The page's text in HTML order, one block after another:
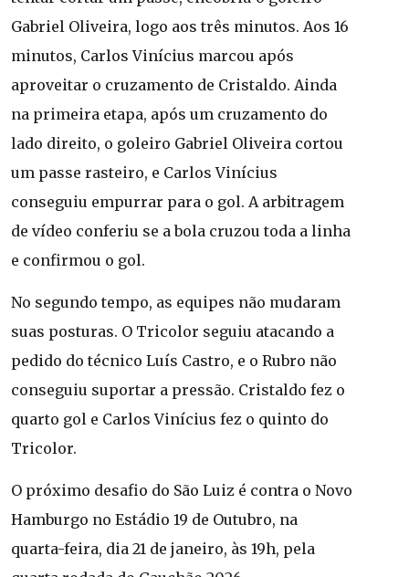
Gabriel Oliveira, logo aos três minutos. Aos 16
minutos, Carlos Vinícius marcou após
aproveitar o cruzamento de Cristaldo. Ainda
na primeira etapa, após um cruzamento do
lado direito, o goleiro Gabriel Oliveira cortou
um passe rasteiro, e Carlos Vinícius
conseguiu empurrar para o gol. A arbitragem
de vídeo conferiu se a bola cruzou toda a linha
e confirmou o gol.
No segundo tempo, as equipes não mudaram
suas posturas. O Tricolor seguiu atacando a
pedido do técnico Luís Castro, e o Rubro não
conseguiu suportar a pressão. Cristaldo fez o
quarto gol e Carlos Vinícius fez o quinto do
Tricolor.
O próximo desafio do São Luiz é contra o Novo
Hamburgo no Estádio 19 de Outubro, na
quarta-feira, dia 21 de janeiro, às 19h, pela